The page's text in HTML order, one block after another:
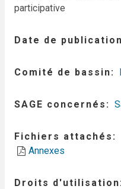
participative
Date de publication
Comité de bassin
SAGE concernés
Fichiers attachés
Annexes
Droits d'utilisation